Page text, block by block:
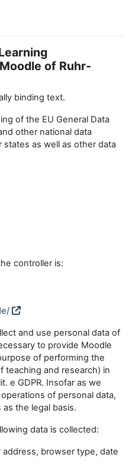
of Ruhr-
binding text.
of the EU General Data
other national data
as well as other data
controller is:
and use personal data of
to provide Moodle
of performing the
teaching and research) in
e GDPR. Insofar as we
of personal data,
as the legal basis.
data is collected:
address, browser type, date